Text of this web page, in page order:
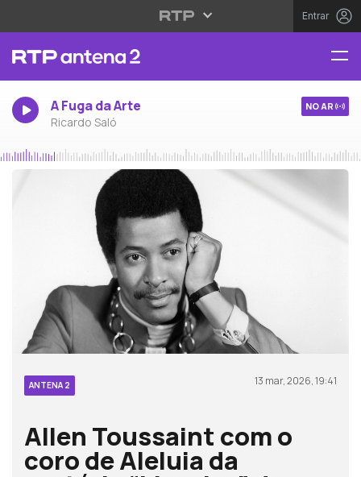
Entrar
A Fuga da Arte
Ricardo Saló
NO AR
ANTENA 2 13 mar, 2026, 19:41
Allen Toussaint com o
coro de Aleluia da